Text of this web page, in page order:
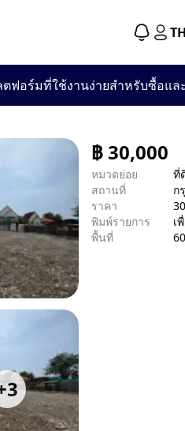
TH
ร์มที่ใช้งานง่ายสำหรับซื้อและขาย
3
฿30,000
หมวดย่อย
ที่
สถานที่
ก
ราคา
พิมพ์รายการ
เ
พื้นที่